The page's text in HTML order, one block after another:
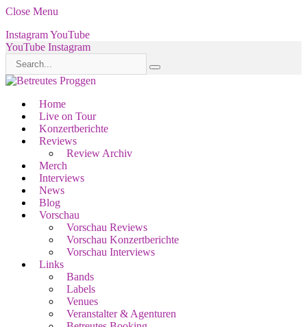
Close Menu
InstagramYouTube
YouTube Instagram
Home
Live on Tour
Konzertberichte
Reviews
Review Archiv
Merch
Interviews
News
Blog
Vorschau
Vorschau Reviews
Vorschau Konzertberichte
Vorschau Interviews
Links
Bands
Labels
Venues
Veranstalter & Agenturen